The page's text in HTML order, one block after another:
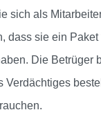
sich als
dass sie ein
Die Betrüger
Verdächtiges